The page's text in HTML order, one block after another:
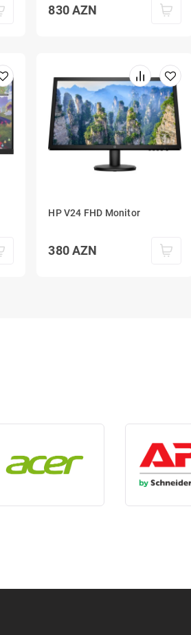
830AZN
HP V24 FHD Monitor
380AZN